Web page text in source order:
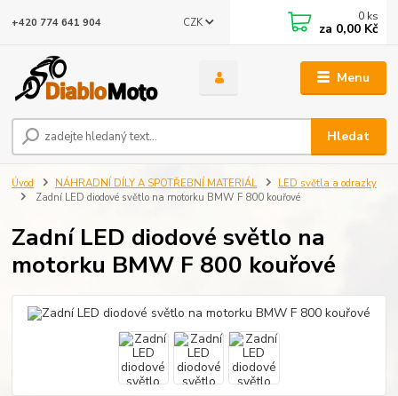
Menu
CZK
Hledat
+420 774 641 904 0 ks
za 0,00 Kč
Úvod NÁHRADNÍ DÍLY A SPOTŘEBNÍ MATERIÁL
LED světla a odrazky
Zadní LED diodové světlo na motorku BMW F 800 kouřové
Zadní LED diodové světlo na
motorku BMW F 800 kouřové